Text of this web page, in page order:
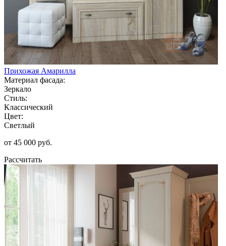
Прихожая Амарилла
Материал фасада:
Зеркало
Стиль:
Классический
Цвет:
Светлый
от 45 000 руб.
Рассчитать